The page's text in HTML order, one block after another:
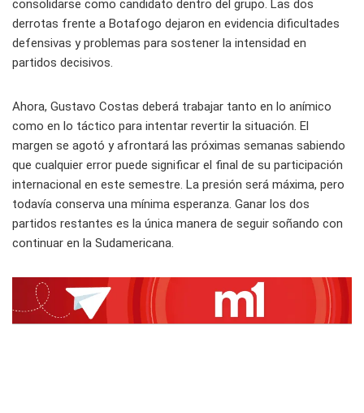
consolidarse como candidato dentro del grupo. Las dos
derrotas frente a Botafogo dejaron en evidencia dificultades
defensivas y problemas para sostener la intensidad en
partidos decisivos.
Ahora, Gustavo Costas deberá trabajar tanto en lo anímico
como en lo táctico para intentar revertir la situación. El
margen se agotó y afrontará las próximas semanas sabiendo
que cualquier error puede significar el final de su participación
internacional en este semestre. La presión será máxima, pero
todavía conserva una mínima esperanza. Ganar los dos
partidos restantes es la única manera de seguir soñando con
continuar en la Sudamericana.